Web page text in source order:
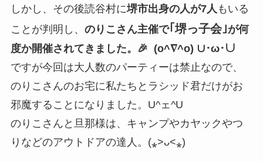
しかし、その後読谷村に堺市出身の人が7人 もいる
ことが判明し、 のりこさん主催で｢堺っ子会｣が何
度か開催されてきました。🎉 (o^∇^o) ∪･ω･∪
ですが今回は大人数のパーティーは禁止なので、
のりこさんのお宅に私たちとラシッド君だけがお
邪魔することになりました。U^ェ^U
のりこさんと旦那様は、キャンプやカヤックやつ
りなどのアウトドアの達人。(⁎˃ᴗ˂⁎)